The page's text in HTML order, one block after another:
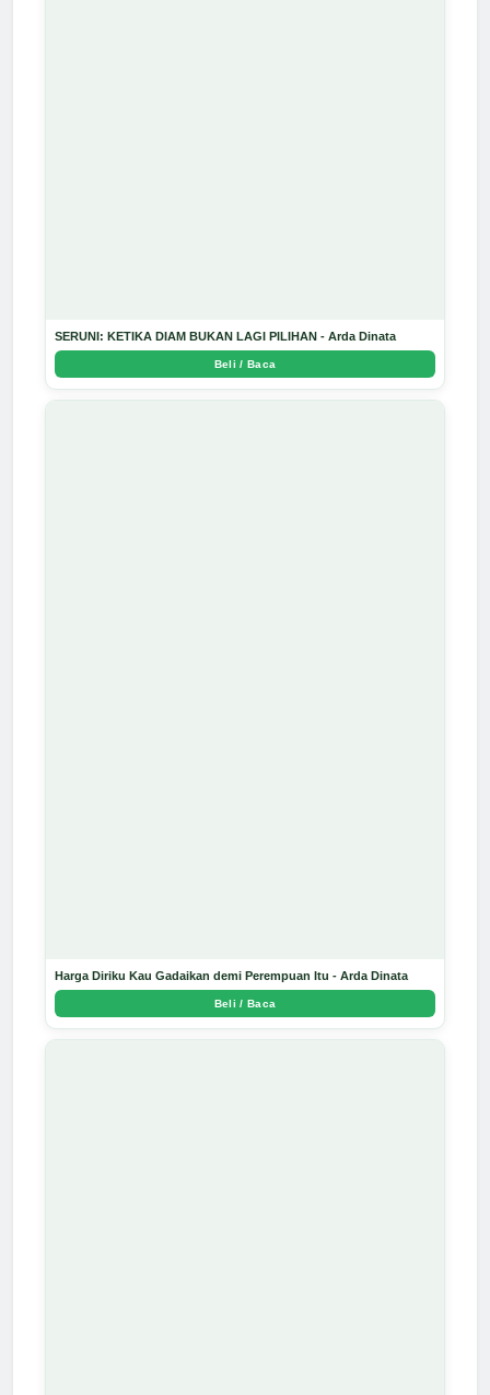
SERUNI: KETIKA DIAM BUKAN LAGI PILIHAN - Arda Dinata
Beli / Baca
Harga Diriku Kau Gadaikan demi Perempuan Itu - Arda Dinata
Beli / Baca